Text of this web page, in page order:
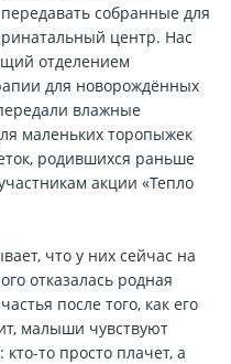
собранные для
центр. Нас
отделением
для новорождённых
влажные
маленьких торопыжек
родившихся раньше
акции «Тепло
что у них сейчас на
отказалась родная
после того, как его
малыши чувствуют
то просто плачет, а